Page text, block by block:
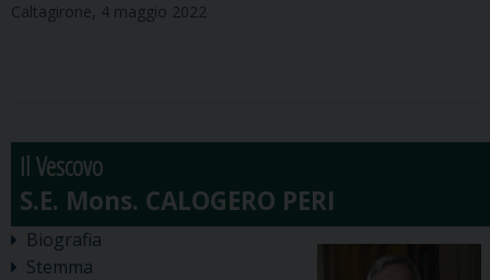
Caltagirone, 4 maggio 2022
Il Vescovo
Biografia
Stemma